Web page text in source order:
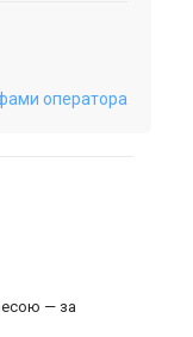
оператора
— за